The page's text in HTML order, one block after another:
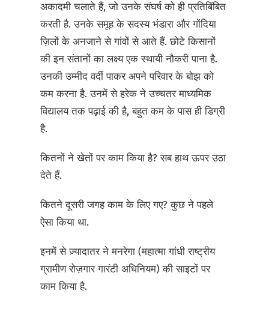
अकादमी चलाते हैं, जो उनके संघर्ष को ही प्रतिबिंबित
करती है. उनके समूह के सदस्य भंडारा और गोंदिया
ज़िलों के अनजाने से गांवों से आते हैं. छोटे किसानों
की इन संतानों का लक्ष्य एक स्थायी नौकरी पाना है.
उनकी उम्मीद वर्दी पाकर अपने परिवार के बोझ को
कम करना है. उनमें से हरेक ने उच्चतर माध्यमिक
विद्यालय तक पढ़ाई की है, बहुत कम के पास ही डिग्री
है.
कितनों ने खेतों पर काम किया है? सब हाथ ऊपर उठा
देते हैं.
कितने दूसरी जगह काम के लिए गए? कुछ ने पहले
ऐसा किया था.
इनमें से ज़्यादातर ने मनरेगा (महात्मा गांधी राष्ट्रीय
ग्रामीण रोज़गार गारंटी अधिनियम) की साइटों पर
काम किया है.